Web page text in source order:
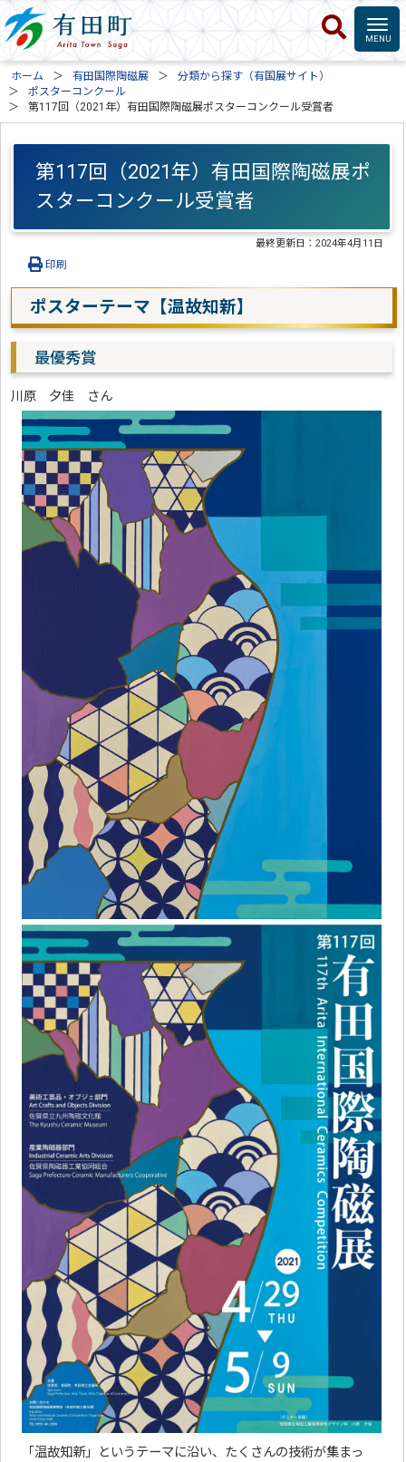
ホーム 有田国際陶磁展
分類から探す（有国展サイト）
ポスターコンクール
第117回（2021年）有田国際陶磁展ポスターコンクール受賞者
第117回（2021年）有田国際陶磁展ポ
スターコンクール受賞者
最終更新日：2024年4月11日
印刷
ポスターテーマ【温故知新】
最優秀賞
川原 夕佳 さん
「温故知新」というテーマに沿い、たくさんの技術が集まっ